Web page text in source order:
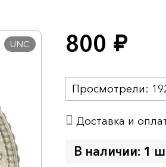
UNC 800 руб.
Просмотрели:
Доставка и
В наличии: 1